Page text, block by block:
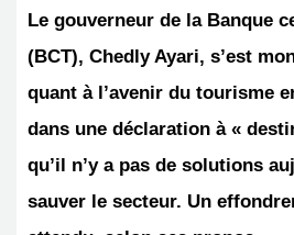
Le gouverneur de la Banque
(BCT), Chedly Ayari, s’est
quant à l’avenir du tourisme
dans une déclaration à «
qu’il n’y a pas de solutions
sauver le secteur. Un